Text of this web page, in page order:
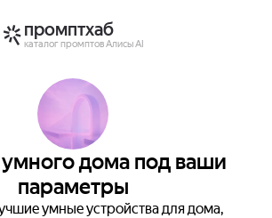
промптхаб
каталог промптов Алисы AI
дома под ваши
параметры
умные устройства для дома,